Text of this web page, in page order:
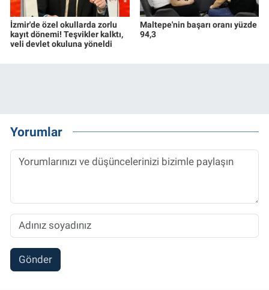
İzmir'de özel okullarda zorlu
kayıt dönemi! Teşvikler kalktı,
veli devlet okuluna yöneldi
Maltepe'nin başarı oranı yüzde
94,3
Yorumlar
Gönder